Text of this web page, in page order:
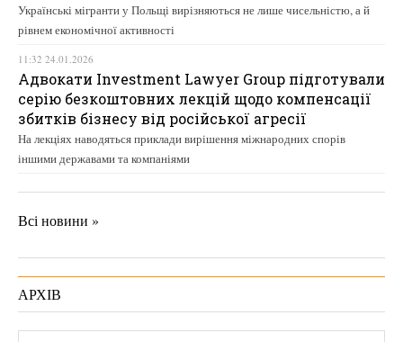
Українські мігранти у Польщі вирізняються не лише чисельністю, а й
рівнем економічної активності
11:32 24.01.2026
Адвокати Investment Lawyer Group підготували
серію безкоштовних лекцій щодо компенсації
збитків бізнесу від російської агресії
На лекціях наводяться приклади вирішення міжнародних спорів
іншими державами та компаніями
Всі новини »
АРХІВ